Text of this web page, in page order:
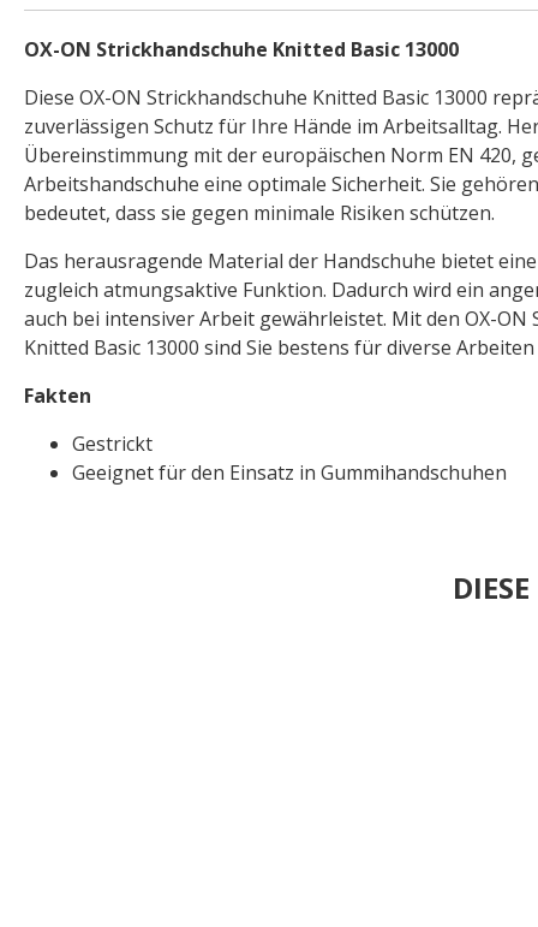
OX-ON Strickhandschuhe Knitted Basic 13000
Diese OX-ON Strickhandschuhe Knitted Basic 13000
zuverlässigen Schutz für Ihre Hände im Arbeitsalltag.
Übereinstimmung mit der europäischen Norm EN 420,
Arbeitshandschuhe eine optimale Sicherheit. Sie
bedeutet, dass sie gegen minimale Risiken schützen.
Das herausragende Material der Handschuhe bietet
zugleich atmungsaktive Funktion. Dadurch wird ein
auch bei intensiver Arbeit gewährleistet. Mit den OX-ON
Knitted Basic 13000 sind Sie bestens für diverse
Fakten
Gestrickt
Geeignet für den Einsatz in Gummihandschuhen